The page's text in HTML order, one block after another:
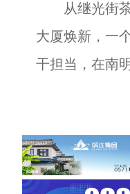
从继光街茶
大厦焕新，一
干担当，在南